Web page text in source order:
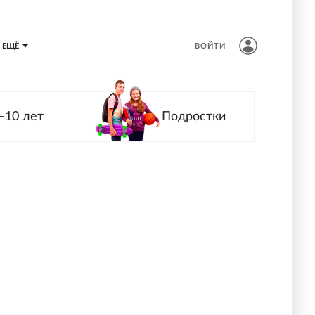
ЕЩЁ ВОЙТИ
лет Подростки